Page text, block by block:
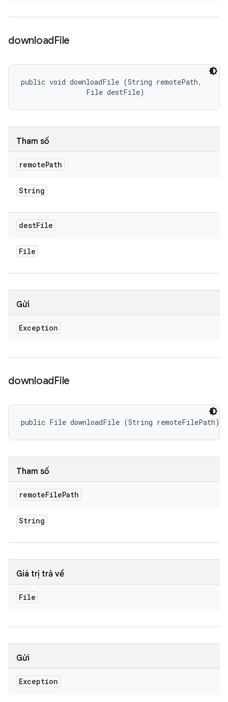
downloadFile
public void downloadFile (String remotePath,
                File destFile)
Tham số
remotePath
String
destFile
File
Gửi
Exception
downloadFile
public File downloadFile (String remoteFilePath)
Tham số
remoteFilePath
String
Giá trị trả về
File
Gửi
Exception